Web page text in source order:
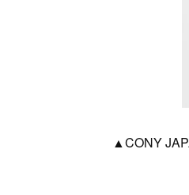
▲CONY